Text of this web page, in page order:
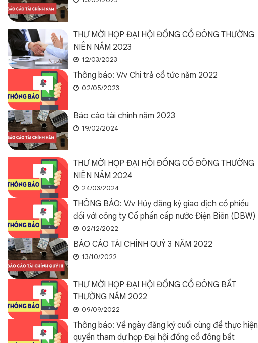
THƯ MỜI HỌP ĐẠI HỘI ĐỒNG CỔ ĐÔNG THƯỜNG
NIÊN NĂM 2023
12/03/2023
Thông báo: V/v Chi trả cổ tức năm 2022
02/05/2023
Báo cáo tài chính năm 2023
19/02/2024
THƯ MỜI HỌP ĐẠI HỘI ĐỒNG CỔ ĐÔNG THƯỜNG
NIÊN NĂM 2024
24/03/2024
THÔNG BÁO: V/v Hủy đăng ký giao dịch cổ phiếu
đối với công ty Cổ phần cấp nước Điện Biên (DBW)
02/12/2022
BÁO CÁO TÀI CHÍNH QUÝ 3 NĂM 2022
13/10/2022
THƯ MỜI HỌP ĐẠI HỘI ĐỒNG CỔ ĐÔNG BẤT
THƯỜNG NĂM 2022
09/09/2022
Thông báo: Về ngày đăng ký cuối cùng để thực hiện
quyền tham dự họp Đại hội đồng cổ đông bất